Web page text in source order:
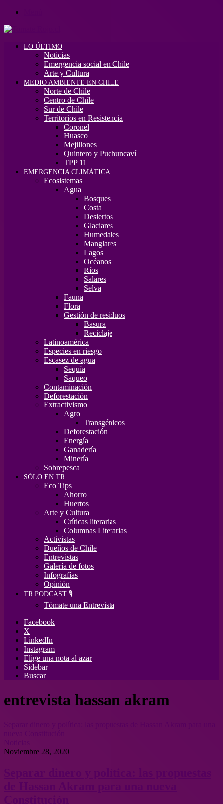
LO ÚLTIMO
Noticias
Emergencia social en Chile
Arte y Cultura
MEDIO AMBIENTE EN CHILE
Norte de Chile
Centro de Chile
Sur de Chile
Territorios en Resistencia
Coronel
Huasco
Mejillones
Quintero y Puchuncaví
TPP 11
EMERGENCIA CLIMÁTICA
Ecosistemas
Agua
Bosques
Costa
Desiertos
Glaciares
Humedales
Manglares
Lagos
Océanos
Ríos
Salares
Selva
Fauna
Flora
Gestión de residuos
Basura
Reciclaje
Latinoamérica
Especies en riesgo
Escasez de agua
Sequía
Saqueo
Contaminación
Deforestación
Extractivismo
Agro
Transgénicos
Deforestación
Energía
Ganadería
Minería
Sobrepesca
SÓLO EN TR
Eco Tips
Ahorro
Huertos
Arte y Cultura
Críticas literarias
Columnas Literarias
Activistas
Dueños de Chile
Entrevistas
Galería de fotos
Infografías
Opinión
TR PODCAST 🎙️
Tómate una Entrevista
Facebook
X
LinkedIn
Instagram
Elige una nota al azar
Sidebar
Buscar
entrevista hassan akram
Noviembre 28, 2020